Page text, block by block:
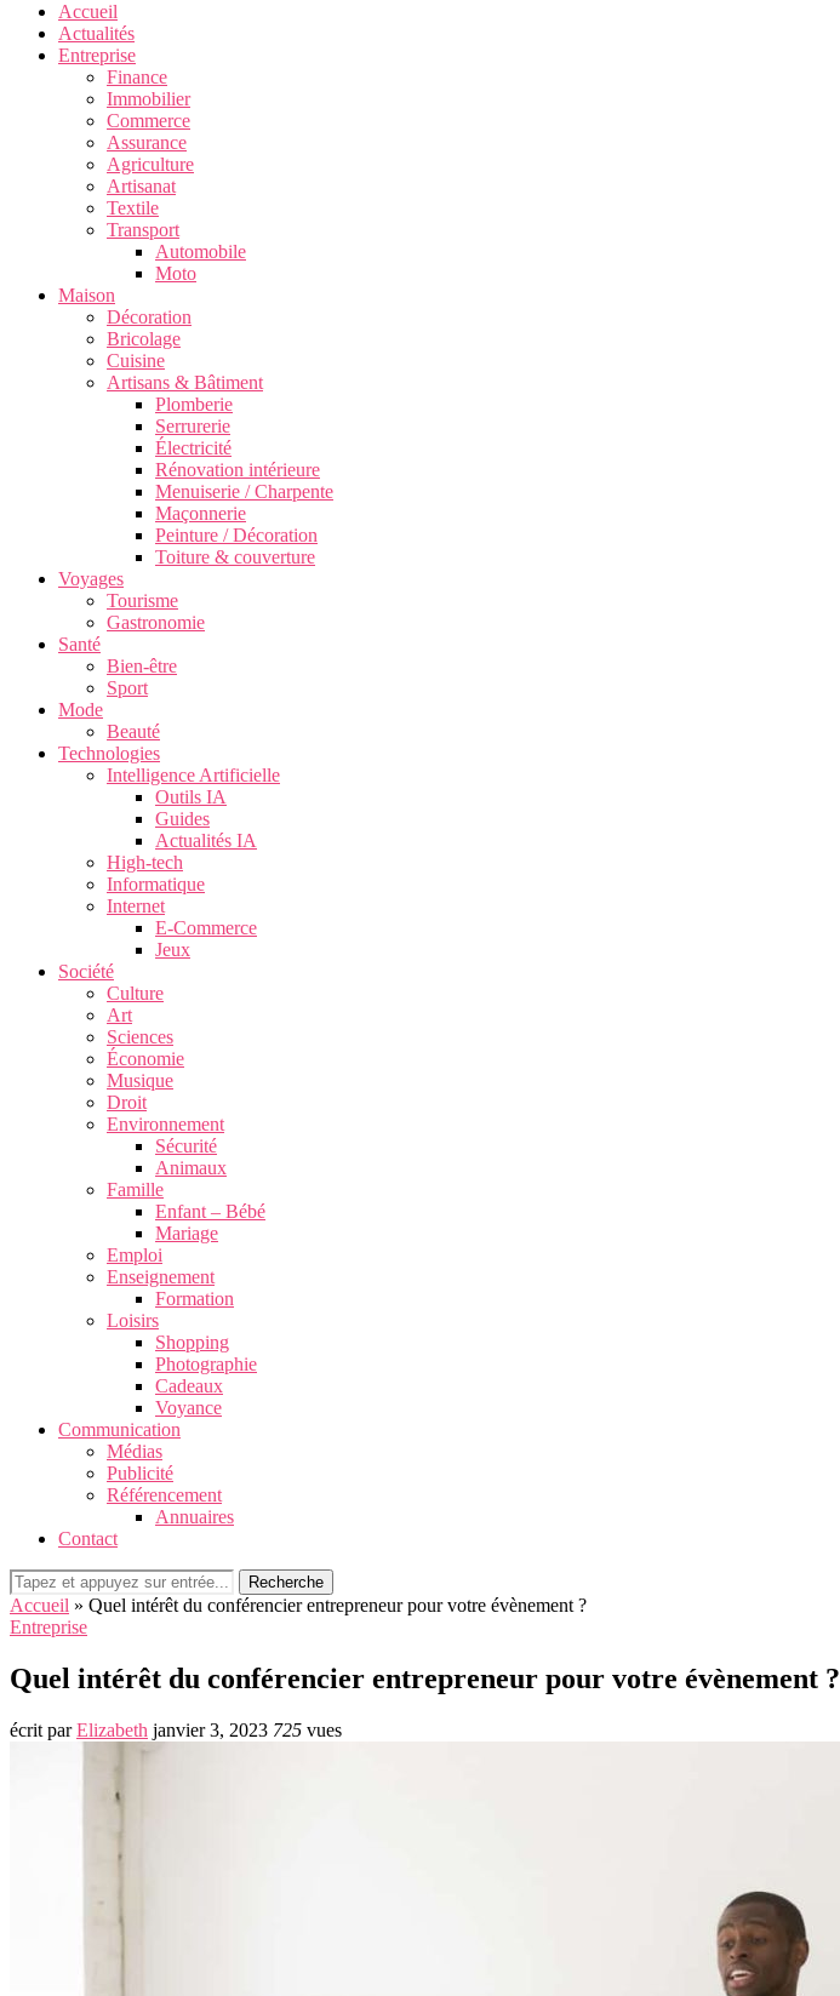
Accueil
Actualités
Entreprise
Finance
Immobilier
Commerce
Assurance
Agriculture
Artisanat
Textile
Transport
Automobile
Moto
Maison
Décoration
Bricolage
Cuisine
Artisans & Bâtiment
Plomberie
Serrurerie
Électricité
Rénovation intérieure
Menuiserie / Charpente
Maçonnerie
Peinture / Décoration
Toiture & couverture
Voyages
Tourisme
Gastronomie
Santé
Bien-être
Sport
Mode
Beauté
Technologies
Intelligence Artificielle
Outils IA
Guides
Actualités IA
High-tech
Informatique
Internet
E-Commerce
Jeux
Société
Culture
Art
Sciences
Économie
Musique
Droit
Environnement
Sécurité
Animaux
Famille
Enfant – Bébé
Mariage
Emploi
Enseignement
Formation
Loisirs
Shopping
Photographie
Cadeaux
Voyance
Communication
Médias
Publicité
Référencement
Annuaires
Contact
Recherche
Accueil » Quel intérêt du conférencier entrepreneur pour votre évènement ?
Entreprise
Quel intérêt du conférencier entrepreneur pour votre évènement ?
écrit parElizabeth janvier 3, 2023 725 vues